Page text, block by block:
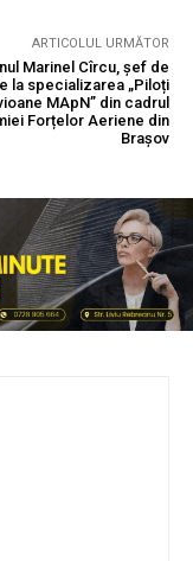
ARTICOLUL URMĂTOR
Marinel Cîrcu, șef de
la specializarea „Piloți
MApN” din cadrul
Forțelor Aeriene din
Brașov